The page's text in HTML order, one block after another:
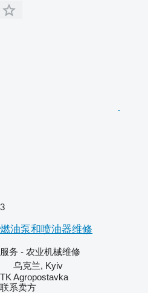
3
燃油泵和喷油器维修
服务 - 农业机械维修
乌克兰, Kyiv
TK Agropostavka
联系卖方